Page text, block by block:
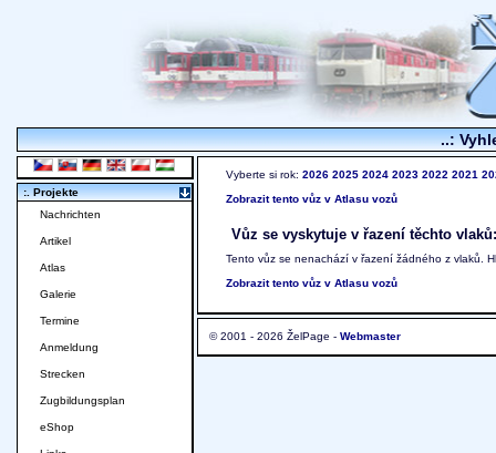
..:
Vyberte si rok: 2026 2025 2024 2023 2022 2021
Zobrazit tento vůz v Atlasu vozů
Vůz se vyskytuje v řazení těchto vlaků:
Tento vůz se nenachází v řazení žádného z vlaků.
Zobrazit tento vůz v Atlasu vozů
© 2001 - 2026 ŽelPage - Webmaster
:. Projekte
Nachrichten
Artikel
Atlas
Galerie
Termine
Anmeldung
Strecken
Zugbildungsplan
eShop